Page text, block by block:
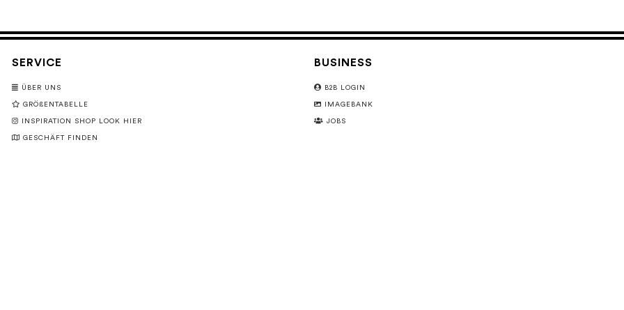
SERVICE
ÜBER UNS
GRÖßENTABELLE
INSPIRATION SHOP LOOK HIER
GESCHÄFT FINDEN
BUSINESS
B2B LOGIN
IMAGEBANK
JOBS